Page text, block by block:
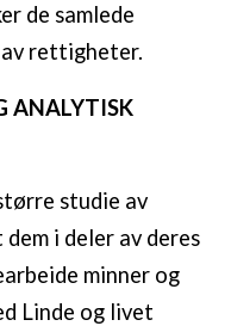
de samlede
rettigheter.
ANALYTISK
studie av
i deler av deres
minner og
Linde og livet